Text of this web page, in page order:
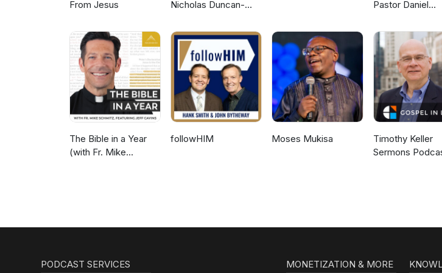
From Jesus
Nicholas Duncan-
Pastor Daniel
The Bible in a Year
(with Fr. Mike
followHIM Moses Mukisa
Timothy Keller
Sermons
PODCAST SERVICES MONETIZATION & MORE